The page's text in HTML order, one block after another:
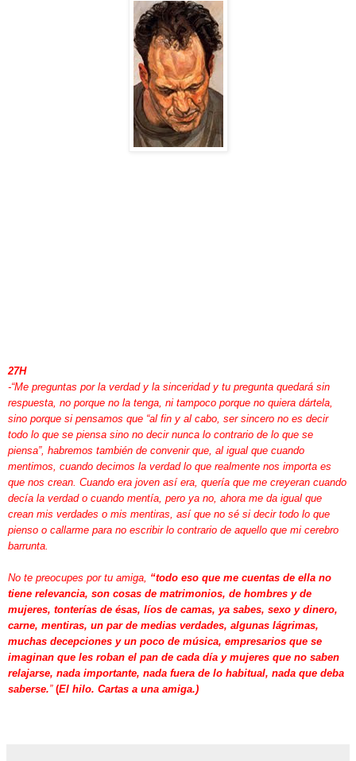
27H
-“Me preguntas por la verdad y la sinceridad y tu pregunta quedará sin
respuesta, no porque no la tenga, ni tampoco porque no quiera dártela,
sino porque si pensamos que “al fin y al cabo, ser sincero no es decir
todo lo que se piensa sino no decir nunca lo contrario de lo que se
piensa”, habremos también de convenir que, al igual que cuando
mentimos, cuando decimos la verdad lo que realmente nos importa es
que nos crean. Cuando era joven así era, quería que me creyeran cuando
decía la verdad o cuando mentía, pero ya no, ahora me da igual que
crean mis verdades o mis mentiras, así que no sé si decir todo lo que
pienso o callarme para no escribir lo contrario de aquello que mi cerebro
barrunta.
No te preocupes por tu amiga, “todo eso que me cuentas de ella no
tiene relevancia, son cosas de matrimonios, de hombres y de
mujeres, tonterías de ésas, líos de camas, ya sabes, sexo y dinero,
carne, mentiras, un par de medias verdades, algunas lágrimas,
muchas decepciones y un poco de música, empresarios que se
imaginan que les roban el pan de cada día y mujeres que no saben
relajarse, nada importante, nada fuera de lo habitual, nada que deba
saberse.”(El hilo. Cartas a una amiga.)